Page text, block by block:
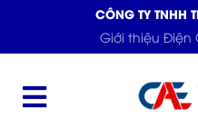
CÔNG TY TNHH
Giới thiệu Điện